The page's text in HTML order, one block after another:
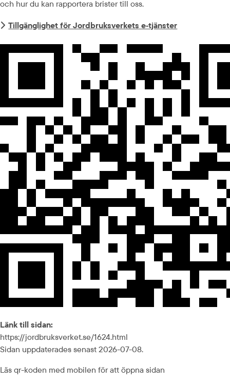
och hur du kan rapportera brister till oss.
Tillgänglighet för Jordbruksverkets e‑tjänster
Länk till sidan:
https://jordbruksverket.se/1624.html
Sidan uppdaterades senast 2026-07-08.
Läs qr-koden med mobilen för att öppna sidan